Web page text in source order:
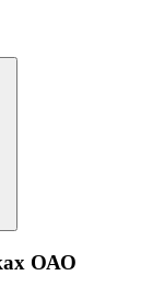
ОАО